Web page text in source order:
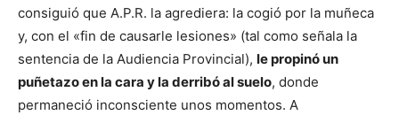
consiguió que A.P.R. la agrediera: la cogió por la muñeca
y, con el «fin de causarle lesiones» (tal como señala la
sentencia de la Audiencia Provincial), le propinó un
puñetazo en la cara y la derribó al suelo, donde
permaneció inconsciente unos momentos. A